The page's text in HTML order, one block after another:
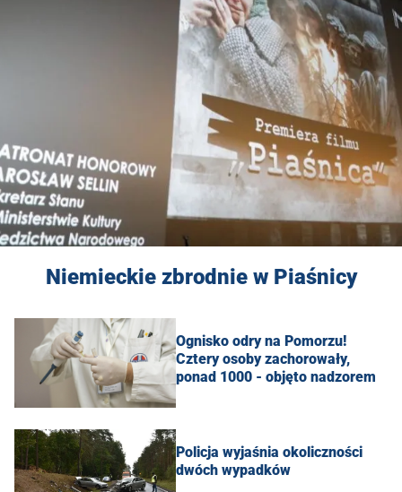
Niemieckie zbrodnie w Piaśnicy
Ognisko odry na Pomorzu!
Cztery osoby zachorowały,
ponad 1000 - objęto nadzorem
Policja wyjaśnia okoliczności
dwóch wypadków